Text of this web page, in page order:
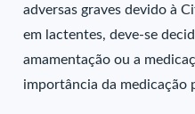
adversas graves devido à
em lactentes, deve-se
amamentação ou a
importância da medicação